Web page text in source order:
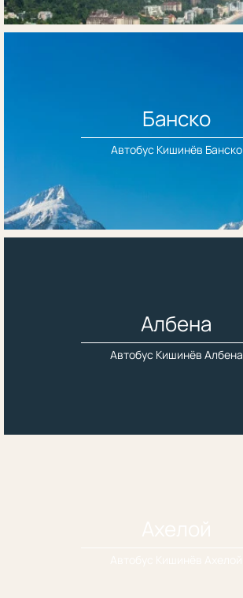
Банско
Автобус Кишинёв Банско
Албена
Автобус Кишинёв Албена